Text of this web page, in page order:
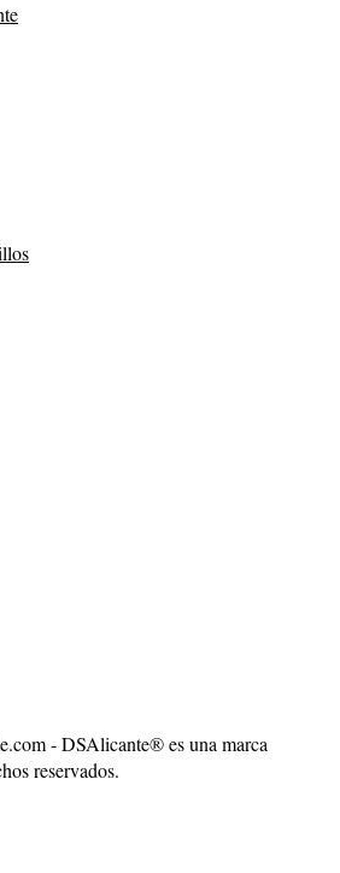
- DSAlicante® es una marca
reservados.